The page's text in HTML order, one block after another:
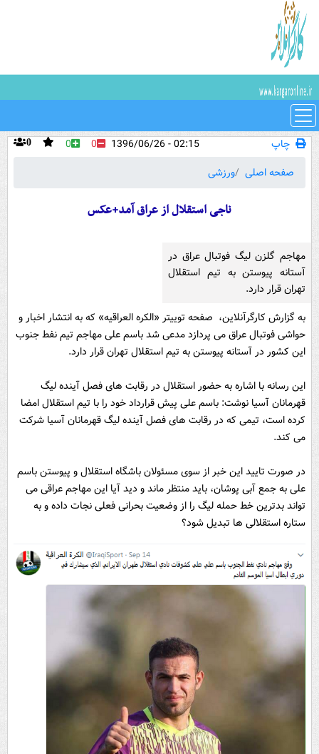
چاپ 0 0 0
02:15 - 1396/06/26
صفحه اصلی
ورزشی
ناجی استقلال از عراق آمد+عکس
مهاجم گلزن لیگ فوتبال عراق در
آستانه پیوستن به تیم استقلال
تهران قرار دارد.
به گزارش کارگرآنلاین، صفحه توییتر «الکره العراقیه» که به انتشار اخبار و
حواشی فوتبال عراق می پردازد مدعی شد باسم علی مهاجم تیم نفط جنوب
این کشور در آستانه پیوستن به تیم استقلال تهران قرار دارد.
این رسانه با اشاره به حضور استقلال در رقابت های فصل آینده لیگ
قهرمانان آسیا نوشت: باسم علی پیش قرارداد خود را با تیم استقلال امضا
کرده است، تیمی که در رقابت های فصل آینده لیگ قهرمانان آسیا شرکت
می کند.
در صورت تایید این خبر از سوی مسئولان باشگاه استقلال و پیوستن باسم
علی به جمع آبی پوشان، باید منتظر ماند و دید آیا این مهاجم عراقی می
تواند بدترین خط حمله لیگ را از وضعیت بحرانی فعلی نجات داده و به
ستاره استقلالی ها تبدیل شود؟